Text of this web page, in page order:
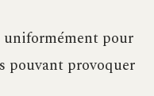
pour
pouvant provoquer